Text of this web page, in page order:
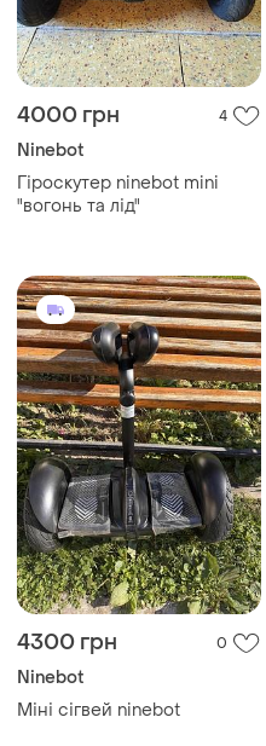
4000 грн 4
Ninebot
Гіроскутер ninebot mini
"вогонь та лід"
4300 грн 0
Ninebot
Міні сігвей ninebot